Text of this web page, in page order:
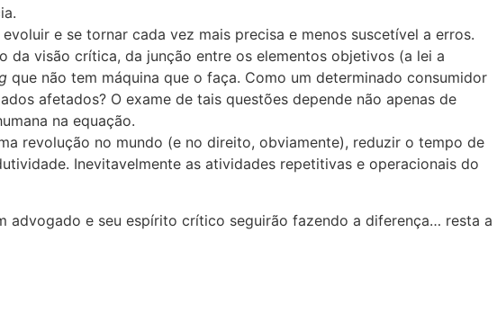
e se tornar cada vez mais precisa e menos suscetível a erros.
da visão crítica, da junção entre os elementos objetivos (a lei a
que não tem máquina que o faça. Como um determinado consumidor
afetados? O exame de tais questões depende não apenas de
na equação.
revolução no mundo (e no direito, obviamente), reduzir o tempo de
Inevitavelmente as atividades repetitivas e operacionais do
advogado e seu espírito crítico seguirão fazendo a diferença… resta a